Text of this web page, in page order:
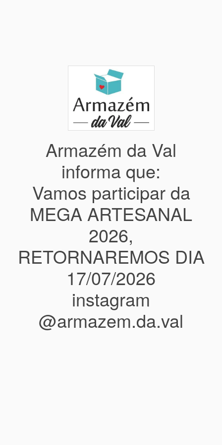
Armazém da Val
informa que:
Vamos participar da
MEGA ARTESANAL
2026,
RETORNAREMOS DIA
17/07/2026
instagram
@armazem.da.val